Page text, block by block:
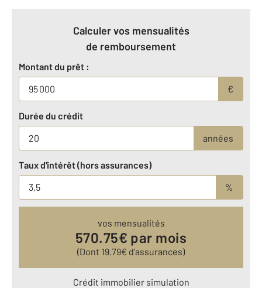
Calculer vos mensualités
de remboursement
Montant du prêt :
€
Durée du crédit
années
Taux d'intérêt (hors assurances)
%
vos mensualités
570.75€ par mois
(Dont 19.79€ d’assurances)
Crédit immobilier simulation